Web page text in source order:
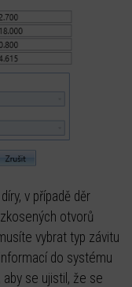
v případě děr
otvorů
vybrat typ závitu
do systému
se ujistil, že se